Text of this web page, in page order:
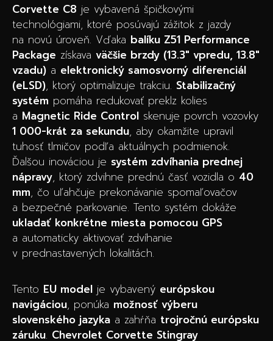
Corvette C8 je vybavená špičkovými
technológiami, ktoré posúvajú zážitok z jazdy
na novú úroveň. Vďaka balíku Z51 Performance
Package získava väčšie brzdy (13.3″ vpredu, 13.8″
vzadu) a elektronický samosvorný diferenciál
(eLSD), ktorý optimalizuje trakciu. Stabilizačný
systém pomáha redukovať preklz kolies
a Magnetic Ride Control skenuje povrch vozovky
1 000-krát za sekundu, aby okamžite upravil
tuhosť tlmičov podľa aktuálnych podmienok.
Ďalšou inováciou je systém zdvíhania prednej
nápravy, ktorý zdvihne prednú časť vozidla o 40
mm, čo uľahčuje prekonávanie spomaľovačov
a bezpečné parkovanie. Tento systém dokáže
ukladať konkrétne miesta pomocou GPS
a automaticky aktivovať zdvíhanie
v prednastavených lokalitách.
Tento EU model je vybavený európskou
navigáciou, ponúka možnosť výberu
slovenského jazyka a zahŕňa trojročnú európsku
záruku. Chevrolet Corvette Stingray